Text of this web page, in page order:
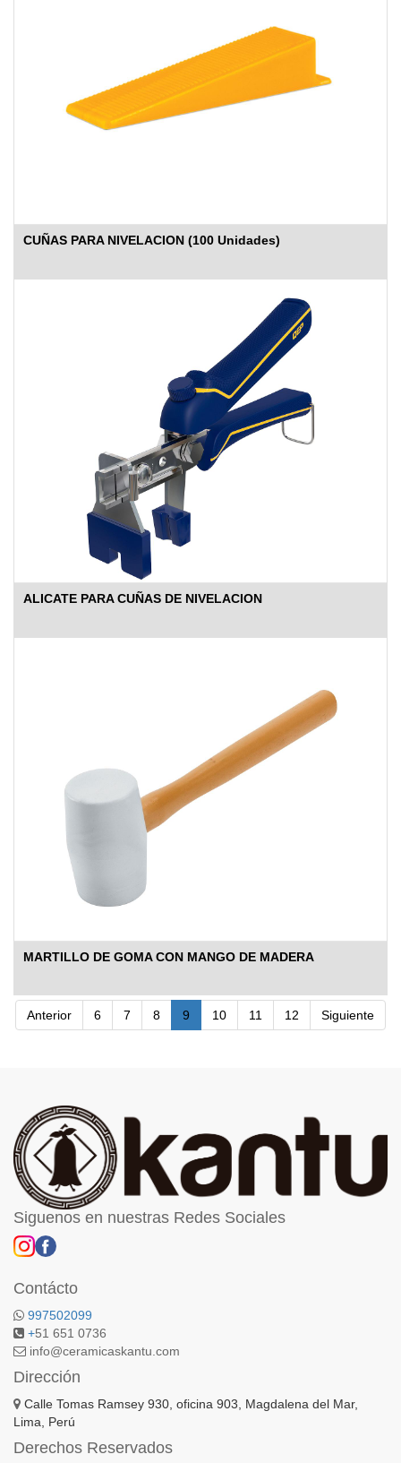
CUÑAS PARA NIVELACION (100 Unidades)
ALICATE PARA CUÑAS DE NIVELACION
MARTILLO DE GOMA CON MANGO DE MADERA
Anterior 6 7 8 9 10 11 12 Siguiente
Siguenos en nuestras Redes Sociales
Contácto
997502099
+51 651 0736
info@ceramicaskantu.com
Dirección
Calle Tomas Ramsey 930, oficina 903, Magdalena del Mar,
Lima, Perú
Derechos Reservados